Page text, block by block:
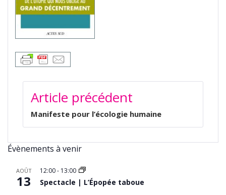
NAVIGATION
DE
L’ARTICLE
Article précédent
Manifeste pour l’écologie humaine
Évènements à venir
AOÛT
13
12:00- 13:00
Spectacle | L’Épopée taboue